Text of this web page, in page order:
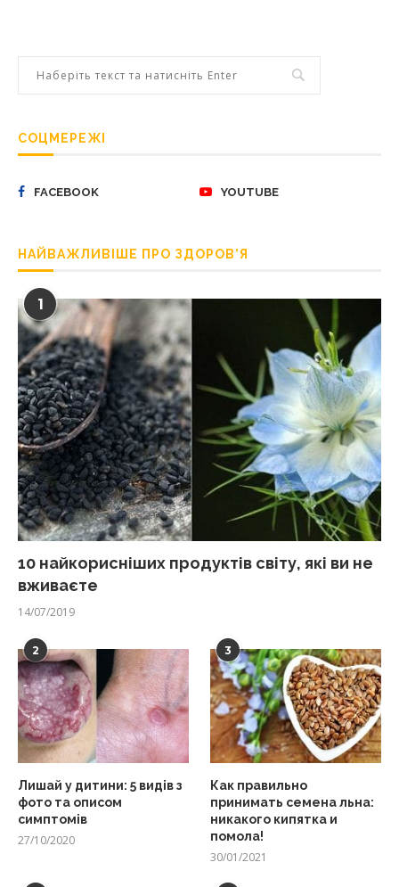
СОЦМЕРЕЖІ
FACEBOOK YOUTUBE
НАЙВАЖЛИВІШЕ ПРО ЗДОРОВ’Я
1
10 найкорисніших продуктів світу, які ви не
вживаєте
14/07/2019
2
Лишай у дитини: 5 видів з
фото та описом
симптомів
27/10/2020
3
Как правильно
принимать семена льна:
никакого кипятка и
помола!
30/01/2021